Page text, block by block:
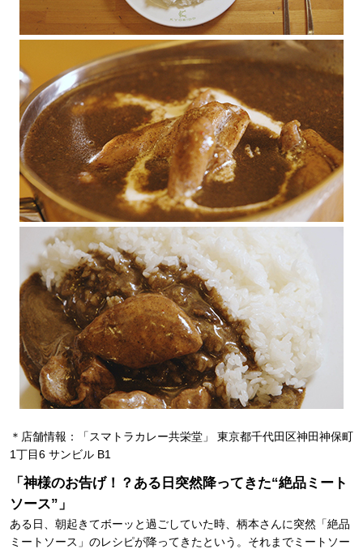
＊店舗情報：「スマトラカレー共栄堂」 東京都千代田区神田神保町
1丁目6 サンビル B1
「神様のお告げ！？ある日突然降ってきた“絶品ミート
ソース”」
ある日、朝起きてボーッと過ごしていた時、柄本さんに突然「絶品
ミートソース」のレシピが降ってきたという。それまでミートソー